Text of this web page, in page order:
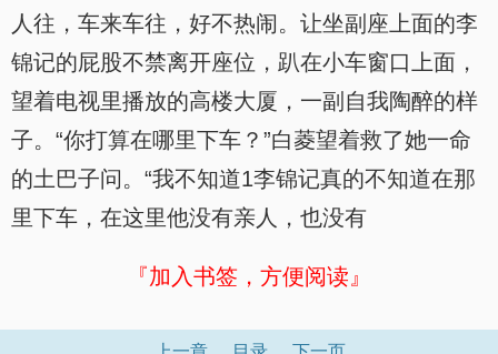
人往，车来车往，好不热闹。让坐副座上面的李
锦记的屁股不禁离开座位，趴在小车窗口上面，
望着电视里播放的高楼大厦，一副自我陶醉的样
子。“你打算在哪里下车？”白菱望着救了她一命
的土巴子问。“我不知道1李锦记真的不知道在那
里下车，在这里他没有亲人，也没有
『加入书签，方便阅读』